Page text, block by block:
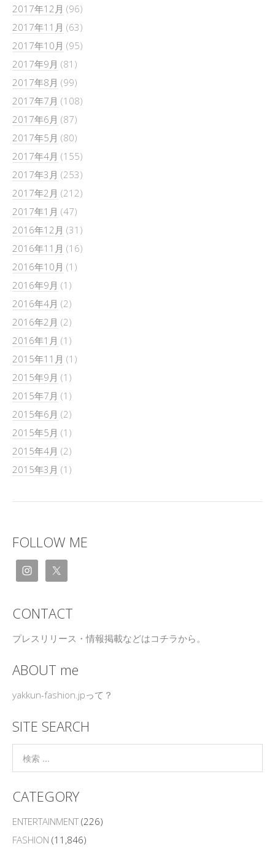
2017年12月 (96)
2017年11月 (63)
2017年10月 (95)
2017年9月 (81)
2017年8月 (99)
2017年7月 (108)
2017年6月 (87)
2017年5月 (80)
2017年4月 (155)
2017年3月 (253)
2017年2月 (212)
2017年1月 (47)
2016年12月 (31)
2016年11月 (16)
2016年10月 (1)
2016年9月 (1)
2016年4月 (2)
2016年2月 (2)
2016年1月 (1)
2015年11月 (1)
2015年9月 (1)
2015年7月 (1)
2015年6月 (2)
2015年5月 (1)
2015年4月 (2)
2015年3月 (1)
FOLLOW ME
CONTACT
プレスリリース・情報掲載などはコチラから。
ABOUT me
yakkun-fashion.jpって？
SITE SEARCH
CATEGORY
ENTERTAINMENT(226)
FASHION (11,846)